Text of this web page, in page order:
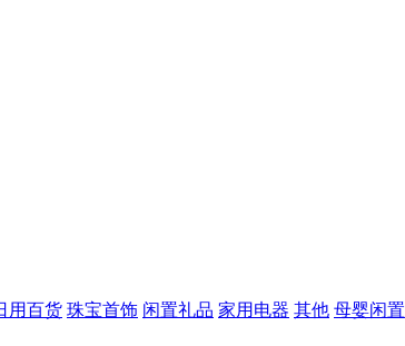
用百货 珠宝首饰 闲置礼品 家用电器 其他 母婴闲置